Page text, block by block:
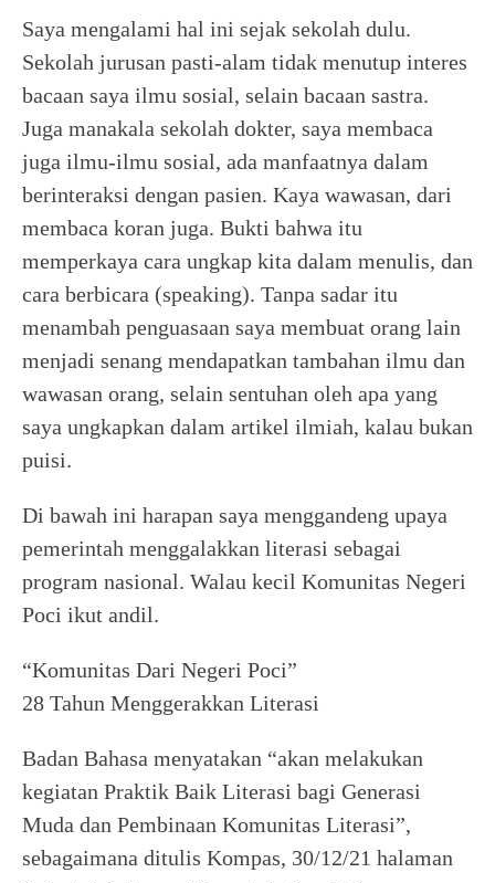
Saya mengalami hal ini sejak sekolah dulu.
Sekolah jurusan pasti-alam tidak menutup interes
bacaan saya ilmu sosial, selain bacaan sastra.
Juga manakala sekolah dokter, saya membaca
juga ilmu-ilmu sosial, ada manfaatnya dalam
berinteraksi dengan pasien. Kaya wawasan, dari
membaca koran juga. Bukti bahwa itu
memperkaya cara ungkap kita dalam menulis, dan
cara berbicara (speaking). Tanpa sadar itu
menambah penguasaan saya membuat orang lain
menjadi senang mendapatkan tambahan ilmu dan
wawasan orang, selain sentuhan oleh apa yang
saya ungkapkan dalam artikel ilmiah, kalau bukan
puisi.
Di bawah ini harapan saya menggandeng upaya
pemerintah menggalakkan literasi sebagai
program nasional. Walau kecil Komunitas Negeri
Poci ikut andil.
“Komunitas Dari Negeri Poci”
28 Tahun Menggerakkan Literasi
Badan Bahasa menyatakan “akan melakukan
kegiatan Praktik Baik Literasi bagi Generasi
Muda dan Pembinaan Komunitas Literasi”,
sebagaimana ditulis Kompas, 30/12/21 halaman